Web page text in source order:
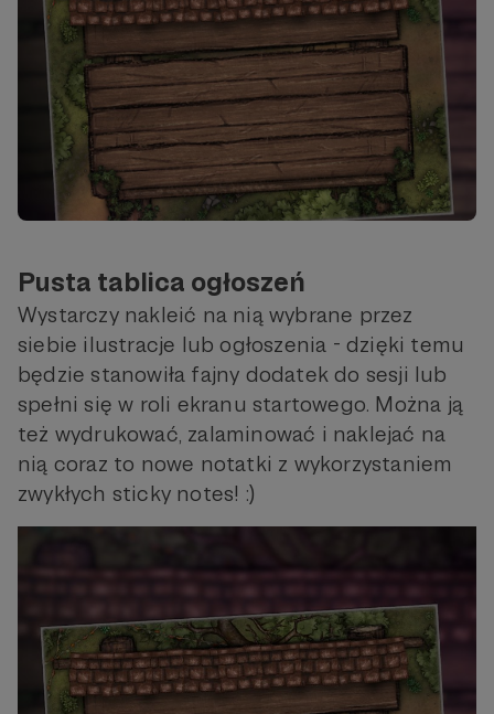
Pusta tablica ogłoszeń
Wystarczy nakleić na nią wybrane przez
siebie ilustracje lub ogłoszenia - dzięki temu
będzie stanowiła fajny dodatek do sesji lub
spełni się w roli ekranu startowego. Można ją
też wydrukować, zalaminować i naklejać na
nią coraz to nowe notatki z wykorzystaniem
zwykłych sticky notes! :)